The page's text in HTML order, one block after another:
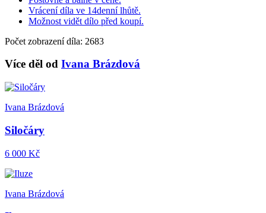
Vrácení díla ve 14denní lhůtě.
Možnost vidět dílo před koupí.
Počet zobrazení díla: 2683
Více děl od Ivana Brázdová
Ivana Brázdová
Siločáry
6 000 Kč
Ivana Brázdová